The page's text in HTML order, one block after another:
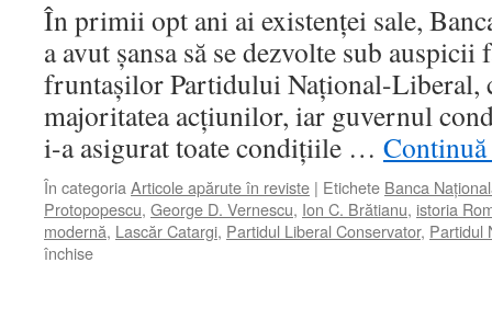
În primii opt ani ai existenţei sale,
a avut şansa să se dezvolte sub
fruntaşilor Partidului Naţional-Liberal,
majoritatea acţiunilor, iar guvernul
i-a asigurat toate condiţiile …
În categoria Articole apărute în reviste | Etichete Banca
Protopopescu, George D. Vernescu, Ion C. Brătianu, istoria
modernă, Lascăr Catargi, Partidul Liberal Conservator, Partidul
închisepentru